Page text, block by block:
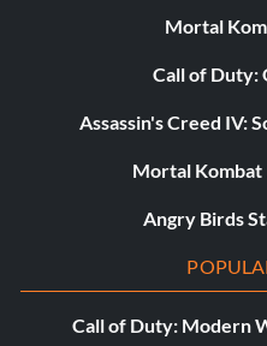
The Sullied Dance (Bronze):
Der dienstbare Drache
Die unsterbliche Farbe
Der uralte Stammvater
Mortal
Call of Duty:
Assassin's Creed IV:
Mortal
Angry Birds
Call of Duty: Modern